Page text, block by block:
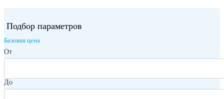
Подбор параметров
Базовая цена
От
До